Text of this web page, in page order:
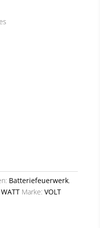
Batteriefeuerwerk,
Marke: VOLT